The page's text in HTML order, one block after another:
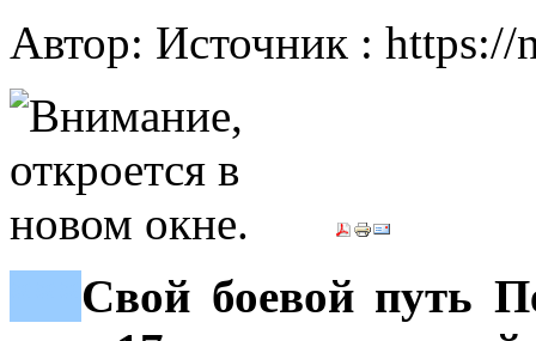
Автор: Источник : https://
Свой боевой путь